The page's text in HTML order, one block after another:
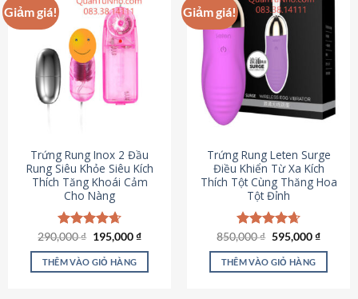
Giảm giá!
Trứng Rung Inox 2 Đầu
Rung Siêu Khỏe Siêu Kích
Thích Tăng Khoái Cảm
Cho Nàng
Được xếp
hạng4.64
5 sao
290,000₫ Giá
là:
290,000 ₫.
195,000₫Giá
tại
THÊM VÀO GIỎ HÀNG
Giảm giá!
Trứng Rung Leten Surge
Điều Khiển Từ Xa Kích
Thích Tột Cùng Thăng Hoa
Tột Đỉnh
Được xếp
hạng4.69
5 sao
850,000₫ Giá
là:
850,000 ₫.
595,000₫Giá
tại
THÊM VÀO GIỎ HÀNG